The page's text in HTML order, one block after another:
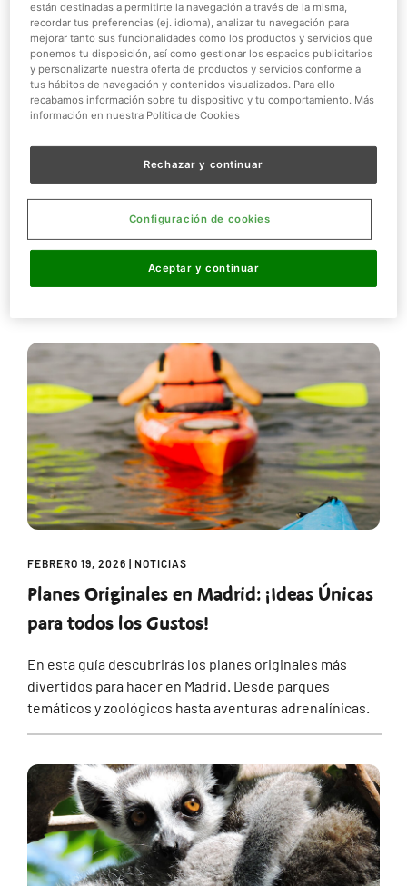
Naturaleza en Madrid con Niños: Guía con
los Mejores Planes en 2025
Explora la naturaleza en Madrid con tus niños:
animales, juegos y actividades al aire libre que harán de
tu día en familia una aventura inolvidable.
FEBRERO 19, 2026 NOTICIAS
Planes Originales en Madrid: ¡Ideas Únicas
para todos los Gustos!
En esta guía descubrirás los planes originales más
divertidos para hacer en Madrid. Desde parques
temáticos y zoológicos hasta aventuras adrenalínicas.
están destinadas a permitirte la navegación a través de la misma,
recordar tus preferencias (ej. idioma), analizar tu navegación para
mejorar tanto sus funcionalidades como los productos y servicios que
ponemos tu disposición, así como gestionar los espacios publicitarios
y personalizarte nuestra oferta de productos y servicios conforme a
tus hábitos de navegación y contenidos visualizados. Para ello
recabamos información sobre tu dispositivo y tu comportamiento. Más
información en nuestra Política de Cookies
Rechazar y continuar
Aceptar y continuar
Configuración de cookies